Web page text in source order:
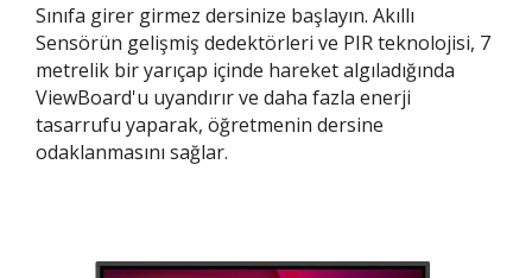
Sınıfa girer girmez dersinize başlayın. Akıllı
Sensörün gelişmiş dedektörleri ve PIR teknolojisi, 7
metrelik bir yarıçap içinde hareket algıladığında
ViewBoard'u uyandırır ve daha fazla enerji
tasarrufu yaparak, öğretmenin dersine
odaklanmasını sağlar.